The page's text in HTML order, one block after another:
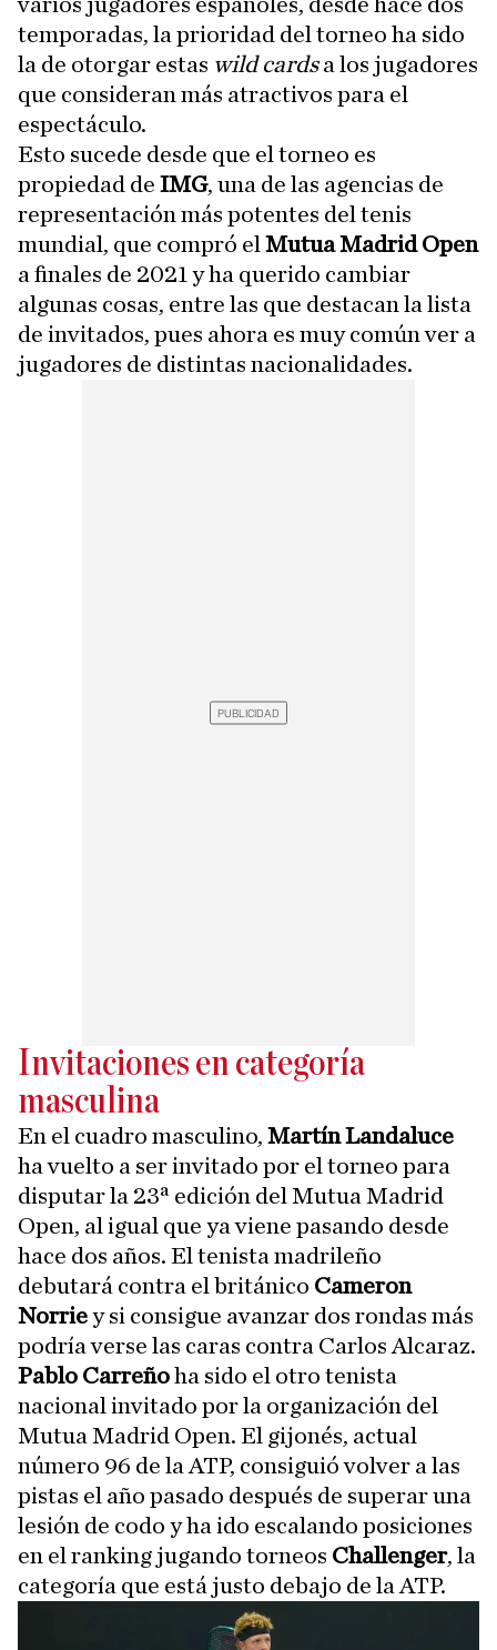
temporadas, la prioridad del torneo ha sido
la de otorgar estas wild cardsa los jugadores
que consideran más atractivos para el
espectáculo.
Esto sucede desde que el torneo es
propiedad de IMG, una de las agencias de
representación más potentes del tenis
mundial, que compró el Mutua Madrid Open
a finales de 2021 y ha querido cambiar
algunas cosas, entre las que destacan la lista
de invitados, pues ahora es muy común ver a
jugadores de distintas nacionalidades.
Invitaciones en categoría
masculina
En el cuadro masculino, Martín Landaluce
ha vuelto a ser invitado por el torneo para
disputar la 23ª edición del Mutua Madrid
Open, al igual que ya viene pasando desde
hace dos años. El tenista madrileño
debutará contra el británico Cameron
Norriey si consigue avanzar dos rondas más
podría verse las caras contra Carlos Alcaraz.
Pablo Carreñoha sido el otro tenista
nacional invitado por la organización del
Mutua Madrid Open. El gijonés, actual
número 96 de la ATP, consiguió volver a las
pistas el año pasado después de superar una
lesión de codo y ha ido escalando posiciones
en el ranking jugando torneos Challenger, la
categoría que está justo debajo de la ATP.